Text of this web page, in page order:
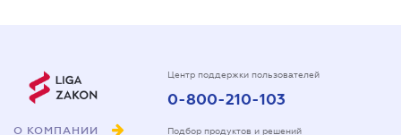
О КОМПАНИИ
Центр поддержки пользователей
0-800-210-103
Подбор продуктов и решений